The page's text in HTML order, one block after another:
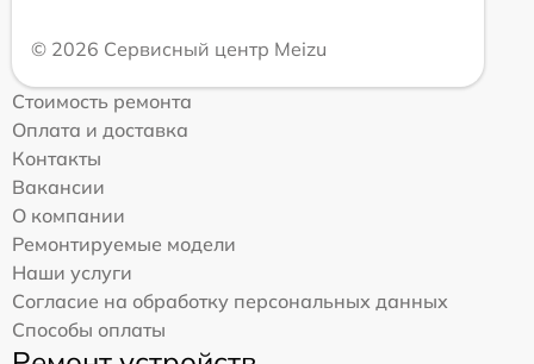
© 2026 Сервисный центр Meizu
Стоимость ремонта
Оплата и доставка
Контакты
Вакансии
О компании
Ремонтируемые модели
Наши услуги
Согласие на обработку персональных данных
Способы оплаты